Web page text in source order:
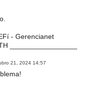
- Gerencianet
_________________
21, 2024 14:57